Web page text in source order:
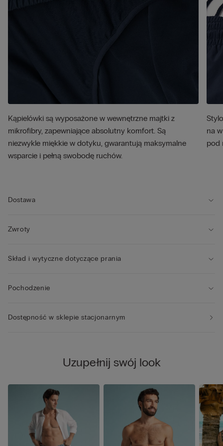
Kąpielówki są wyposażone w wewnętrzne majtki z
mikrofibry, zapewniające absolutny komfort. Są
niezwykle miękkie w dotyku, gwarantują maksymalne
wsparcie i pełną swobodę ruchów.
na
pod
Dostawa
Zwroty
Skład i wytyczne dotyczące prania
Pochodzenie
Dostępność w sklepie stacjonarnym
Uzupełnij swój look